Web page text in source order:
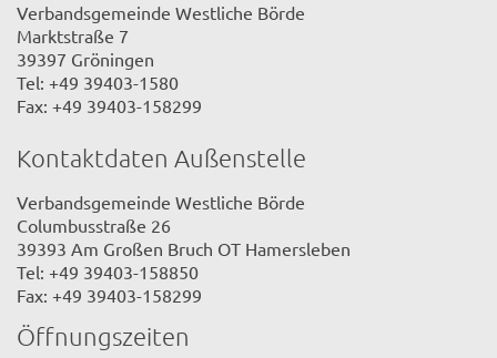
Verbandsgemeinde Westliche Börde
Marktstraße 7
39397 Gröningen
Tel: +49 39403-1580
Fax: +49 39403-158299
Kontaktdaten Außenstelle
Verbandsgemeinde Westliche Börde
Columbusstraße 26
39393 Am Großen Bruch OT Hamersleben
Tel: +49 39403-158850
Fax: +49 39403-158299
Öffnungszeiten